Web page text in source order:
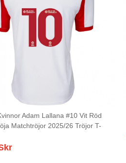
Adam Lallana #10 Vit Röd
Matchtröjor 2025/26 Tröjor T-